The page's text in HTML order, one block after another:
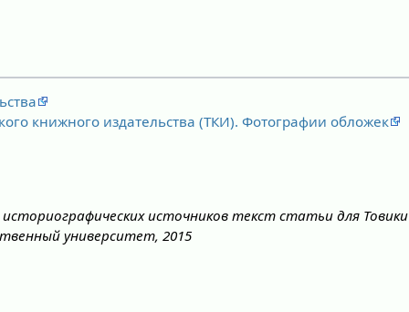
книжного издательства (ТКИ). Фотографии обложек
источников текст статьи для Товики
университет, 2015